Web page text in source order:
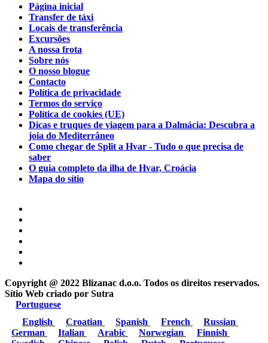
Página inicial
Transfer de táxi
Locais de transferência
Excursões
A nossa frota
Sobre nós
O nosso blogue
Contacto
Política de privacidade
Termos do serviço
Política de cookies (UE)
Dicas e truques de viagem para a Dalmácia: Descubra a
joia do Mediterrâneo
Como chegar de Split a Hvar - Tudo o que precisa de
saber
O guia completo da ilha de Hvar, Croácia
Mapa do sítio
Copyright @ 2022 Blizanac d.o.o. Todos os direitos reservados.
Sítio Web criado por Sutra
Portuguese
English
Croatian Spanish French
Russian
German
Italian Arabic Norwegian
Finnish